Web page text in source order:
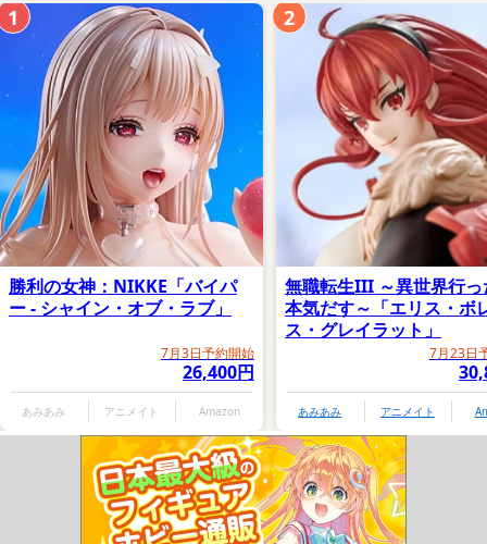
勝利の女神：NIKKE「バイパ
ー - シャイン・オブ・ラブ」
7月3日予約開始
26,400円
あみあみ アニメイト Amazon
1
無職転生III ～異世界行っ
本気だす～「エリス・ボ
ス・グレイラット」
7月23日
あみあみ アニメイト
2